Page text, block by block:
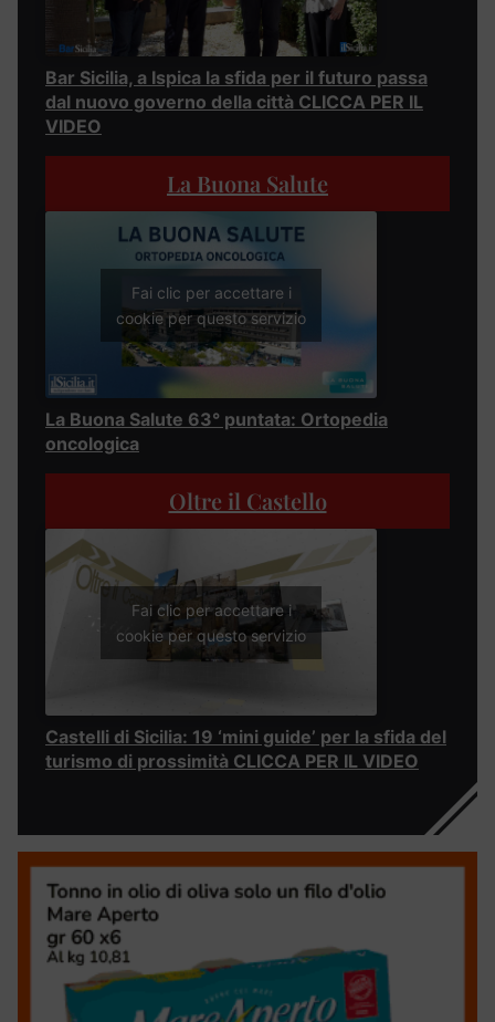
Bar Sicilia, a Ispica la sfida per il futuro passa
dal nuovo governo della città CLICCA PER IL
VIDEO
La Buona Salute
Fai clic per accettare i
cookie per questo servizio
La Buona Salute 63° puntata: Ortopedia
oncologica
Oltre il Castello
Fai clic per accettare i
cookie per questo servizio
Castelli di Sicilia: 19 ‘mini guide’ per la sfida del
turismo di prossimità CLICCA PER IL VIDEO